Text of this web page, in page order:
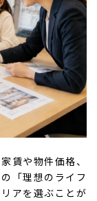
賃や物件価格、
「理想のライフ
アを選ぶことが